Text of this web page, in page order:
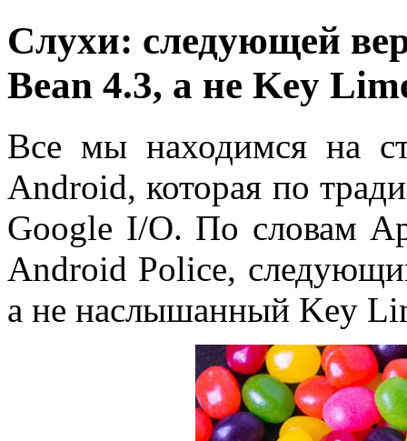
Слухи: следующей
Bean 4.3, а не Key
Все мы находимся на
Android, которая по
Google I/O. По словам
Android Police,
а не наслышанный Key